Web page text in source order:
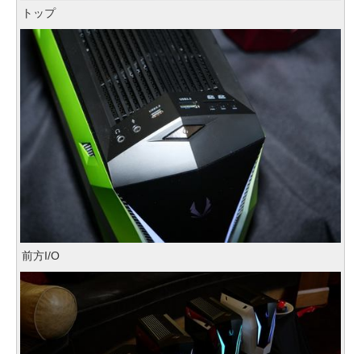
トップ
前方I/O